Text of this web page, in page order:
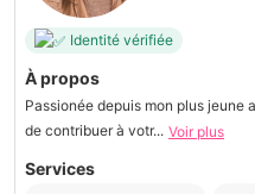
Identité vérifiée
À propos
Passionée depuis mon plus jeune
de contribuer à votr... Voir plus
Services